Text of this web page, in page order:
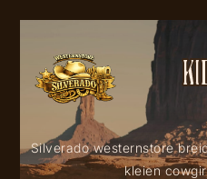
Silverado westernstore
kleien